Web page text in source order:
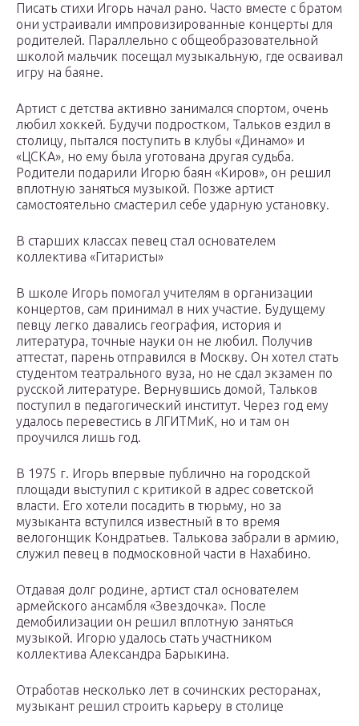
Писать стихи Игорь начал рано. Часто вместе с братом
они устраивали импровизированные концерты для
родителей. Параллельно с общеобразовательной
школой мальчик посещал музыкальную, где осваивал
игру на баяне.
Артист с детства активно занимался спортом, очень
любил хоккей. Будучи подростком, Тальков ездил в
столицу, пытался поступить в клубы «Динамо» и
«ЦСКА», но ему была уготована другая судьба.
Родители подарили Игорю баян «Киров», он решил
вплотную заняться музыкой. Позже артист
самостоятельно смастерил себе ударную установку.
В старших классах певец стал основателем
коллектива «Гитаристы»
В школе Игорь помогал учителям в организации
концертов, сам принимал в них участие. Будущему
певцу легко давались география, история и
литература, точные науки он не любил. Получив
аттестат, парень отправился в Москву. Он хотел стать
студентом театрального вуза, но не сдал экзамен по
русской литературе. Вернувшись домой, Тальков
поступил в педагогический институт. Через год ему
удалось перевестись в ЛГИТМиК, но и там он
проучился лишь год.
В 1975 г. Игорь впервые публично на городской
площади выступил с критикой в адрес советской
власти. Его хотели посадить в тюрьму, но за
музыканта вступился известный в то время
велогонщик Кондратьев. Талькова забрали в армию,
служил певец в подмосковной части в Нахабино.
Отдавая долг родине, артист стал основателем
армейского ансамбля «Звездочка». После
демобилизации он решил вплотную заняться
музыкой. Игорю удалось стать участником
коллектива Александра Барыкина.
Отработав несколько лет в сочинских ресторанах,
музыкант решил строить карьеру в столице